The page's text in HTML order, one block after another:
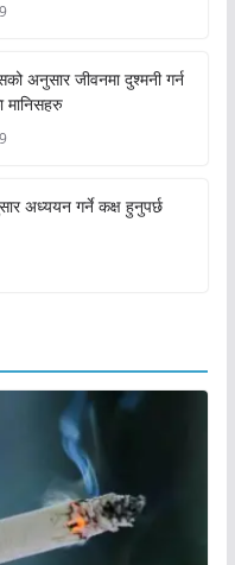
अनुसार जीवनमा दुश्मनी गर्न
मानिसहरु
अध्ययन गर्ने कक्ष हुनुपर्छ